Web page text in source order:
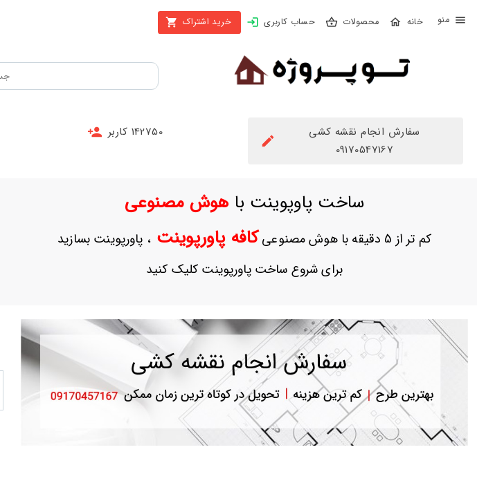
محصولات حساب کاربری خرید اشتراک
بستن
محصولات
نام
بازیابی
رمز
سفارش انجام نقشه کشی
09170547167
142750 کاربر
ساخت پاوپوینت باهوش مصنوعی
کم تر از 5 دقیقه با هوش مصنوعی کافه پاورپوینت، پاورپوینت بسازید
برای شروع ساخت پاورپوینت کلیک کنید